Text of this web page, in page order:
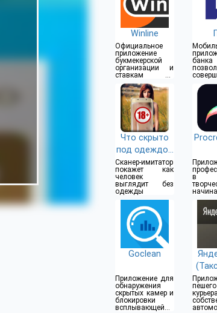
Winline
Официальное
приложение
букмекерской
организации и
ставкам на
спорт
из дома
Что скрыто
под одеждой
(18+)
Сканер-имитатор
покажет как
человек
выглядит без
одежды
в
Goclean
Приложение для
обнаружения
скрытых камер и
блокировки
всплывающей